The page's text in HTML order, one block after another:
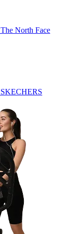
The North Face
SKECHERS